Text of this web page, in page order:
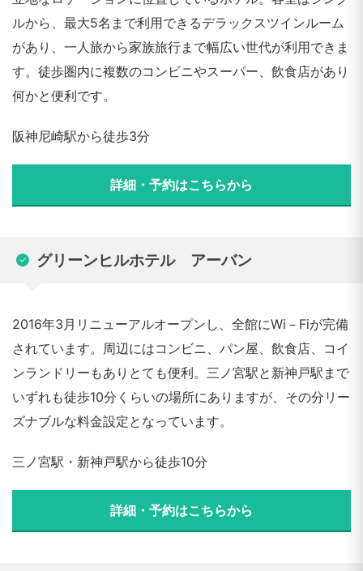
ルから、最大5名まで利用できるデラックスツインルーム
があり、一人旅から家族旅行まで幅広い世代が利用できま
す。徒歩圏内に複数のコンビニやスーパー、飲食店があり
何かと便利です。
阪神尼崎駅から徒歩3分
詳細・予約はこちらから
グリーンヒルホテル アーバン
2016年3月リニューアルオープンし、全館にWi－Fiが完備
されています。周辺にはコンビニ、パン屋、飲食店、コイ
ンランドリーもありとても便利。三ノ宮駅と新神戸駅まで
いずれも徒歩10分くらいの場所にありますが、その分リー
ズナブルな料金設定となっています。
三ノ宮駅・新神戸駅から徒歩10分
詳細・予約はこちらから